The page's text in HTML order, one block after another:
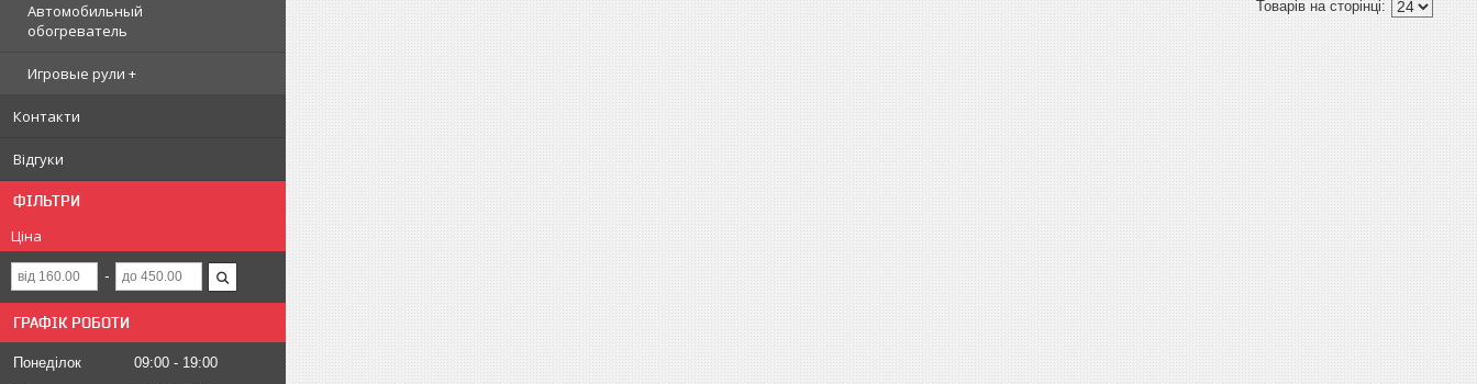
Автомобильный
обогреватель
Игровые рули +
Контакти
Відгуки
ФІЛЬТРИ
Ціна
ГРАФІК РОБОТИ
Понеділок 09:00
19:00